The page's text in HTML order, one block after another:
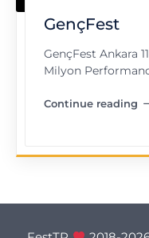
GençFest
GençFest Ankara
Milyon
Continue reading
"GençFest"